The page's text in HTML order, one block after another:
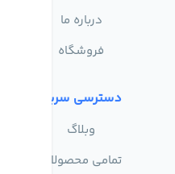
درباره ما
فروشگاه
دسترسی سریع
وبلاگ
تمامی محصولات